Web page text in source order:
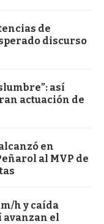
de
discurso
así
actuación de
en
al MVP de
h y caída
avanzan el